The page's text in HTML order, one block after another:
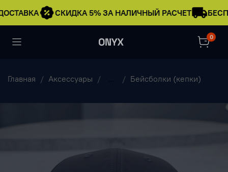
СКИДКА 5% ЗА НАЛИЧНЫЙ РАСЧЕТ
0
Главная Аксессуары Бейсболки (кепки)